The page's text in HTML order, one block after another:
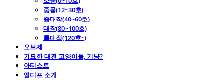
중품(12~30호)
중대작(40~60호)
대작(80~100호)
특대작(120호~)
오브제
기묘한 대전 고양이들, 기냥?
아티스트
엘디프 소개